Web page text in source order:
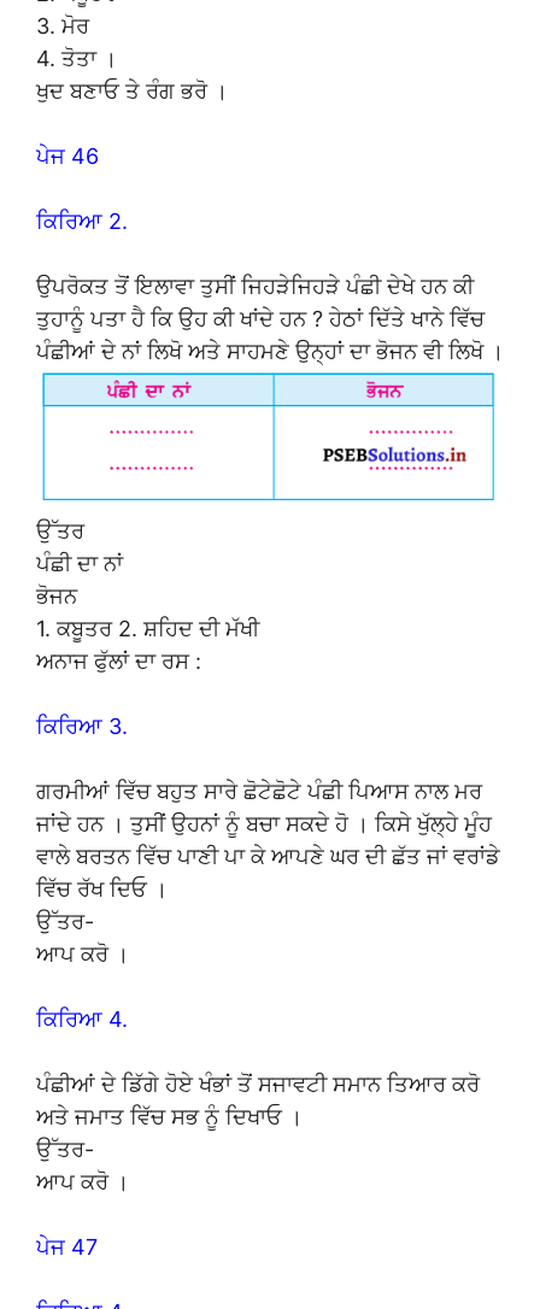
3. ਮੋਰ
4. ਤੋਤਾ ।
ਖੁਦ ਬਣਾਓ ਤੇ ਰੰਗ ਭਰੋ ।
ਪੇਜ 46
ਕਿਰਿਆ 2.
ਉਪਰੋਕਤ ਤੋਂ ਇਲਾਵਾ ਤੁਸੀਂ ਜਿਹੜੇਜਿਹੜੇ ਪੰਛੀ ਦੇਖੇ ਹਨ ਕੀ
ਤੁਹਾਨੂੰ ਪਤਾ ਹੈ ਕਿ ਉਹ ਕੀ ਖਾਂਦੇ ਹਨ ? ਹੇਠਾਂ ਦਿੱਤੇ ਖਾਨੇ ਵਿੱਚ
ਪੰਛੀਆਂ ਦੇ ਨਾਂ ਲਿਖੋ ਅਤੇ ਸਾਹਮਣੇ ਉਨ੍ਹਾਂ ਦਾ ਭੋਜਨ ਵੀ ਲਿਖੋ ।
ਉੱਤਰ
ਪੰਛੀ ਦਾ ਨਾਂ
ਭੋਜਨ
1. ਕਬੂਤਰ 2. ਸ਼ਹਿਦ ਦੀ ਮੱਖੀ
ਅਨਾਜ ਫੁੱਲਾਂ ਦਾ ਰਸ :
ਕਿਰਿਆ 3.
ਗਰਮੀਆਂ ਵਿੱਚ ਬਹੁਤ ਸਾਰੇ ਛੋਟੇਛੋਟੇ ਪੰਛੀ ਪਿਆਸ ਨਾਲ ਮਰ
ਜਾਂਦੇ ਹਨ । ਤੁਸੀਂ ਉਹਨਾਂ ਨੂੰ ਬਚਾ ਸਕਦੇ ਹੋ । ਕਿਸੇ ਖੁੱਲ੍ਹੇ ਮੂੰਹ
ਵਾਲੇ ਬਰਤਨ ਵਿੱਚ ਪਾਣੀ ਪਾ ਕੇ ਆਪਣੇ ਘਰ ਦੀ ਛੱਤ ਜਾਂ ਵਰਾਂਡੇ
ਵਿੱਚ ਰੱਖ ਦਿਓ ।
ਉੱਤਰ-
ਆਪ ਕਰੋ ।
ਕਿਰਿਆ 4.
ਪੰਛੀਆਂ ਦੇ ਡਿੱਗੇ ਹੋਏ ਖੰਭਾਂ ਤੋਂ ਸਜਾਵਟੀ ਸਮਾਨ ਤਿਆਰ ਕਰੋ
ਅਤੇ ਜਮਾਤ ਵਿੱਚ ਸਭ ਨੂੰ ਦਿਖਾਓ ।
ਉੱਤਰ-
ਆਪ ਕਰੋ ।
ਪੇਜ 47